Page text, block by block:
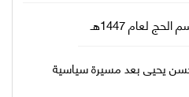
لعام 1447هـ
حسن يحيى بعد مسيرة سياسية